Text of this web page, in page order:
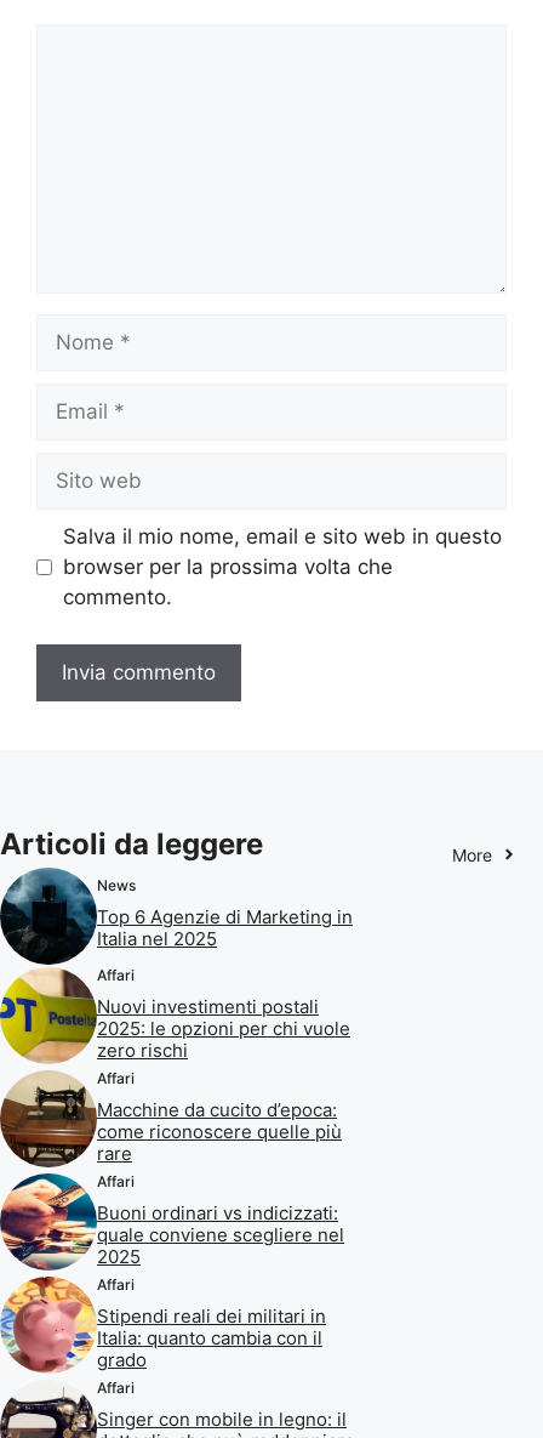
Nome
Email
Sito
web
Salva il mio nome, email e sito web in questo
browser per la prossima volta che
commento.
Articoli da leggere More
News
Top 6 Agenzie di Marketing in
Italia nel 2025
Affari
Nuovi investimenti postali
2025: le opzioni per chi vuole
zero rischi
Affari
Macchine da cucito d’epoca:
come riconoscere quelle più
rare
Affari
Buoni ordinari vs indicizzati:
quale conviene scegliere nel
2025
Affari
Stipendi reali dei militari in
Italia: quanto cambia con il
grado
Affari
Singer con mobile in legno: il